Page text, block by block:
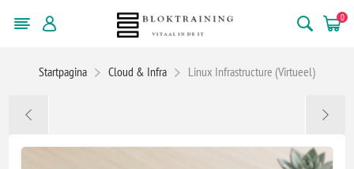
0
Startpagina Cloud & Infra Linux Infrastructure (Virtueel)